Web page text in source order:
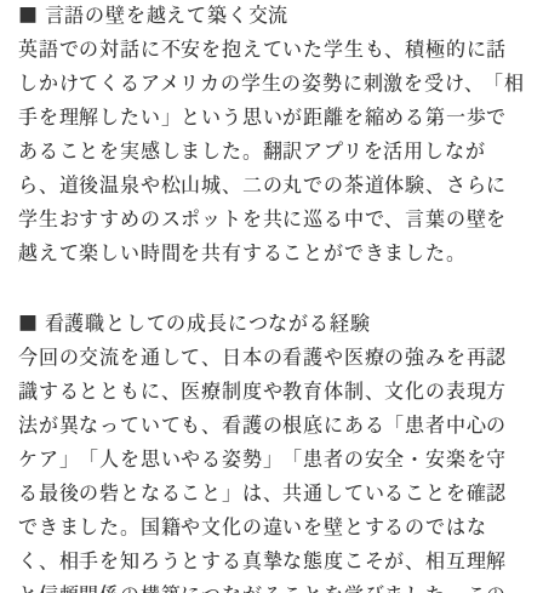
■ 言語の壁を越えて築く交流
英語での対話に不安を抱えていた学生も、積極的に話
しかけてくるアメリカの学生の姿勢に刺激を受け、「相
手を理解したい」という思いが距離を縮める第一歩で
あることを実感しました。翻訳アプリを活用しなが
ら、道後温泉や松山城、二の丸での茶道体験、さらに
学生おすすめのスポットを共に巡る中で、言葉の壁を
越えて楽しい時間を共有することができました。
■ 看護職としての成長につながる経験
今回の交流を通して、日本の看護や医療の強みを再認
識するとともに、医療制度や教育体制、文化の表現方
法が異なっていても、看護の根底にある「患者中心の
ケア」「人を思いやる姿勢」「患者の安全・安楽を守
る最後の砦となること」は、共通していることを確認
できました。国籍や文化の違いを壁とするのではな
く、相手を知ろうとする真摯な態度こそが、相互理解